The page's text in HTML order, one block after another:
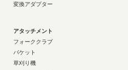
変換アダプター
アタッチメント
フォーククラブ
バケット
草刈り機